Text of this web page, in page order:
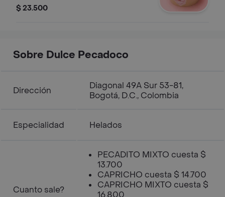
coronados con una montaña de
$ 23.500
Sobre Dulce Pecadoco
Dirección
Diagonal 49A Sur 53-81,
Bogotá, D.C., Colombia
Especialidad Helados
Cuanto sale?
PECADITO MIXTO cuesta $
13.700
CAPRICHO cuesta $ 14.700
CAPRICHO MIXTO cuesta $
16.800